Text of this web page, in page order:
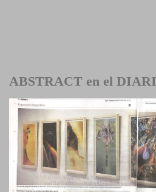
ABSTRACT en el